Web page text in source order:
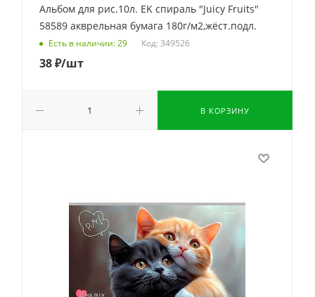
Альбом для рис.10л. EK спираль "Juicy Fruits"
58589 акврельная бумага 180г/м2,жёст.подл.
Есть в наличии: 29 Код: 349526
38₽/шт
В КОРЗИНУ